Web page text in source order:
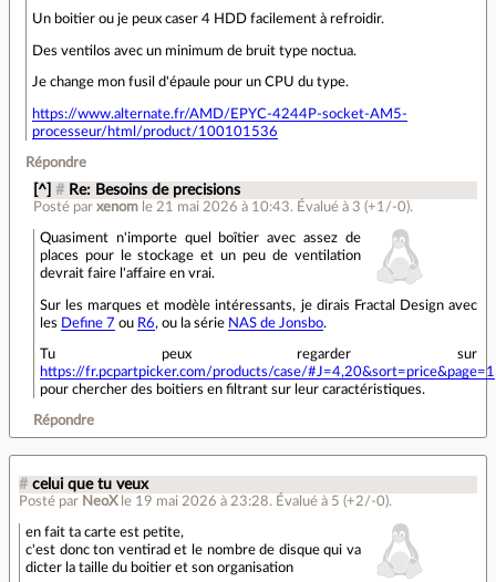
Un boitier ou je peux caser 4 HDD facilement à refroidir.
Des ventilos avec un minimum de bruit type noctua.
Je change mon fusil d'épaule pour un CPU du type.
https://www.alternate.fr/AMD/EPYC-4244P-socket-AM5-
processeur/html/product/100101536
Répondre
[^] # Re: Besoins de precisions
Posté par xenom le 21 mai 2026 à 10:43. Évalué à 3 (+1/-0).
Quasiment n'importe quel boîtier avec assez de
places pour le stockage et un peu de ventilation
devrait faire l'affaire en vrai.
Sur les marques et modèle intéressants, je dirais Fractal Design avec
les Define 7 ou R6, ou la série NAS de Jonsbo.
Tu peux regarder sur
https://fr.pcpartpicker.com/products/case/#J=4,20&sort=price&page=1
pour chercher des boitiers en filtrant sur leur caractéristiques.
Répondre
# celui que tu veux
Posté par NeoX le 19 mai 2026 à 23:28. Évalué à 5 (+2/-0).
en fait ta carte est petite,
c'est donc ton ventirad et le nombre de disque qui va
dicter la taille du boitier et son organisation